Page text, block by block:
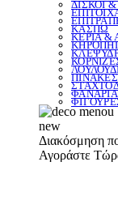
ΔΙΣΚΟΙ
ΚΑΣΠΩ
ΚΕΡΙΑ &
ΠΙΝΑΚΕΣ
ΦΑΝΑΡΙΑ
new
Διακόσμηση
Αγοράστε